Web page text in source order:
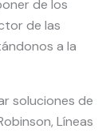
de los
de las
a la
soluciones de
Líneas